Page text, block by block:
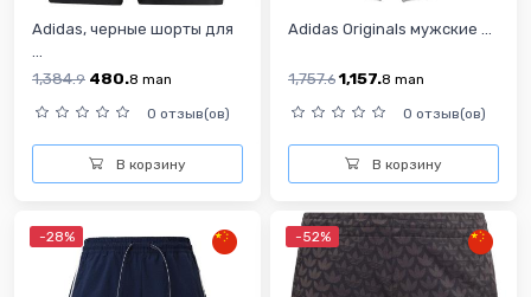
Adidas, черные шорты для
1,384.9 480.8 man
0 отзыв(ов)
В корзину
Adidas Originals мужские ...
1,757.6 1,157.8 man
0 отзыв(ов)
В корзину
-28% -52%